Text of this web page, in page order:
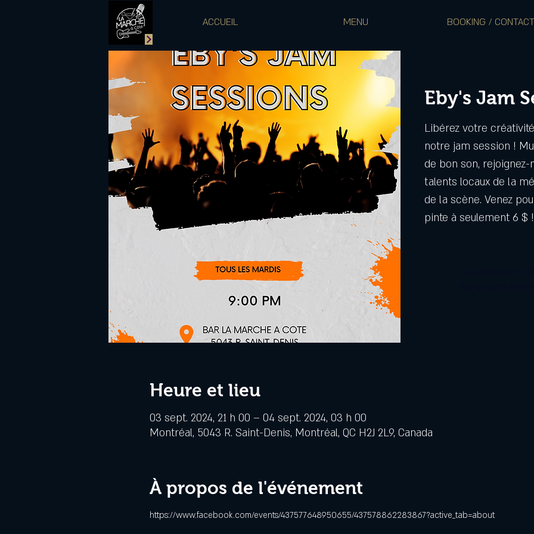
ACCUEIL MENU BOOKING / CONTACT
Eby's Jam
Libérez votre
notre jam session !
de bon son,
talents locaux de la
de la scène. Venez
pinte à seulement 6 $
Heure et lieu
03 sept. 2024, 21 h 00 – 04 sept. 2024, 03 h 00
Montréal, 5043 R. Saint-Denis, Montréal, QC H2J 2L9, Canada
À propos de l'événement
https://www.facebook.com/events/437577648950655/437578862283867?active_tab=about